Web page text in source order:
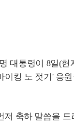
대통령이 8일(
킹 노 젓기' 응원
축하 말씀을